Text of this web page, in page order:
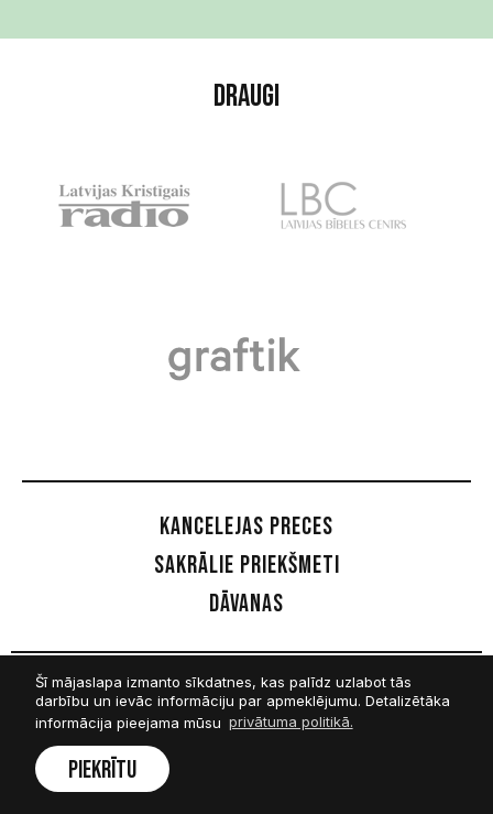
Šī mājaslapa izmanto sīkdatnes, kas palīdz uzlabot tās
darbību un ievāc informāciju par apmeklējumu. Detalizētāka
informācija pieejama mūsu privātuma politikā.
Piekrītu
Draugi
Kancelejas preces
Sakrālie priekšmeti
Dāvanas
Sekot mums